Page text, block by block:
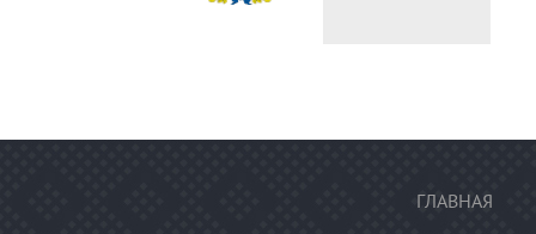
ГЛАВНАЯ